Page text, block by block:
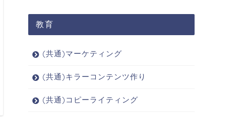
教育
(共通)マーケティング
(共通)キラーコンテンツ作り
(共通)コピーライティング